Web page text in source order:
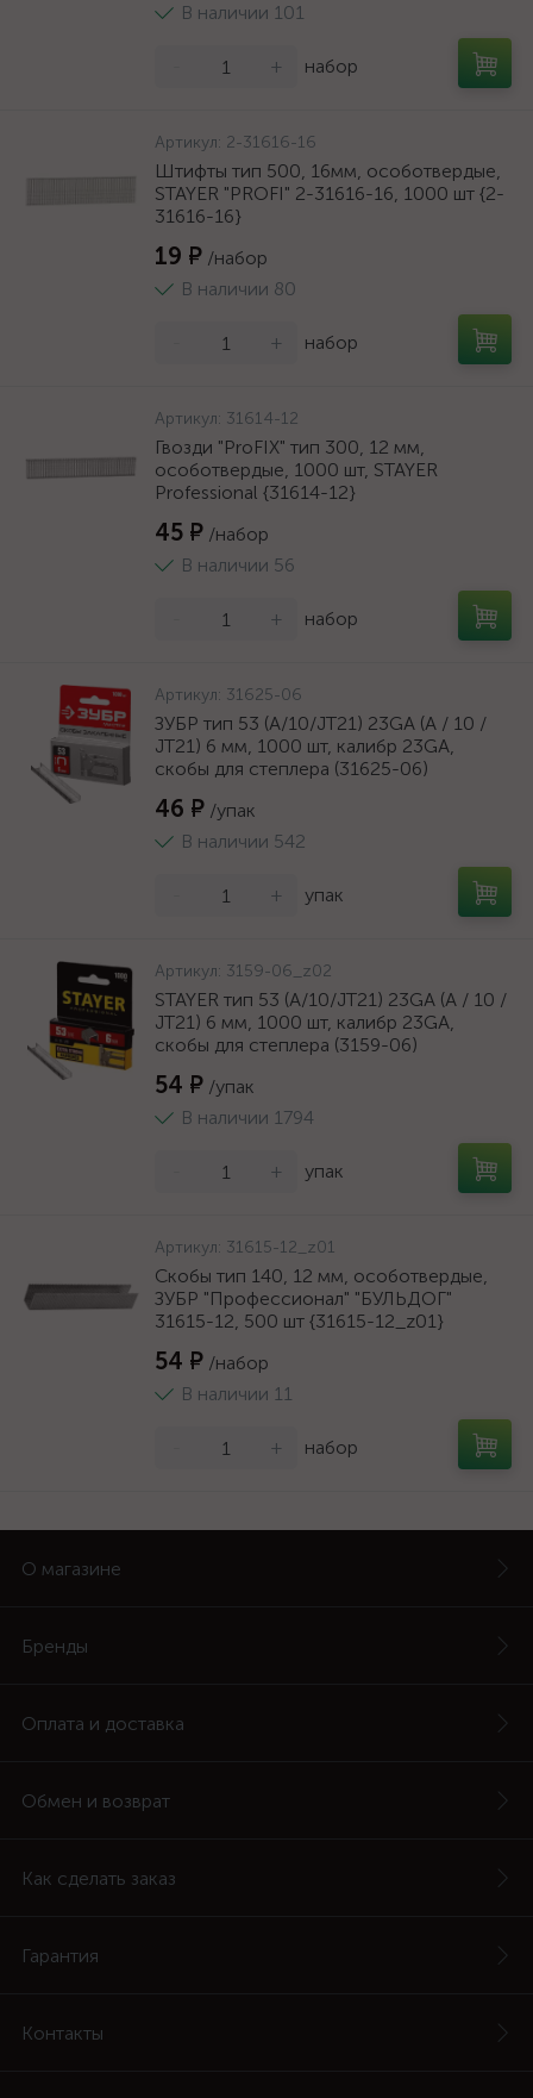
В наличии 101
+ набор
Артикул: 2-31616-16
Штифты тип 500, 16мм, особотвердые,
STAYER "PROFI" 2-31616-16, 1000 шт {2-
31616-16}
19 ₽ /набор
В наличии 80
+ набор
Артикул: 31614-12
Гвозди "ProFIX" тип 300, 12 мм,
особотвердые, 1000 шт, STAYER
Professional {31614-12}
45 ₽ /набор
В наличии 56
+ набор
Артикул: 31625-06
ЗУБР тип 53 (A/10/JT21) 23GA (A / 10 /
JT21) 6 мм, 1000 шт, калибр 23GA,
скобы для степлера (31625-06)
46 ₽ /упак
В наличии 542
+ упак
Артикул: 3159-06_z02
STAYER тип 53 (A/10/JT21) 23GA (A / 10 /
JT21) 6 мм, 1000 шт, калибр 23GA,
скобы для степлера (3159-06)
54 ₽ /упак
В наличии 1794
+ упак
Артикул: 31615-12_z01
Скобы тип 140, 12 мм, особотвердые,
ЗУБР "Профессионал" "БУЛЬДОГ"
31615-12, 500 шт {31615-12_z01}
54 ₽ /набор
В наличии 11
+ набор
О магазине
Бренды
Оплата и доставка
Обмен и возврат
Как сделать заказ
Гарантия
Контакты